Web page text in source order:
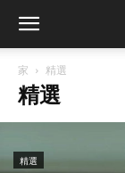
家 精選
精選
精選